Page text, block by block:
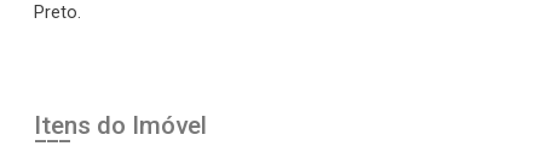
Preto.
Itens do Imóvel